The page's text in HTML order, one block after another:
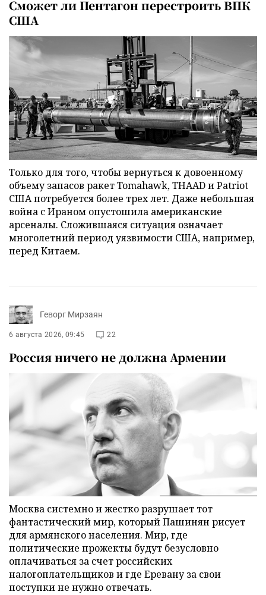
Сможет ли Пентагон перестроить ВПК
США
Только для того, чтобы вернуться к довоенному
объему запасов ракет Tomahawk, THAAD и Patriot
США потребуется более трех лет. Даже небольшая
война с Ираном опустошила американские
арсеналы. Сложившаяся ситуация означает
многолетний период уязвимости США, например,
перед Китаем.
Геворг Мирзаян
6 августа 2026, 09:45 22
Россия ничего не должна Армении
Москва системно и жестко разрушает тот
фантастический мир, который Пашинян рисует
для армянского населения. Мир, где
политические прожекты будут безусловно
оплачиваться за счет российских
налогоплательщиков и где Еревану за свои
поступки не нужно отвечать.